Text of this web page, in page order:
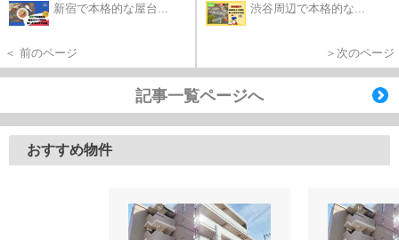
新宿で本格的な屋台...
＜ 前のページ
渋谷周辺で本格的な...
＞次のページ
記事一覧ページへ
おすすめ物件